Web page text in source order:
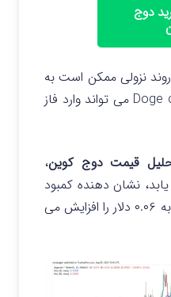
دوج
نزولی ممکن است به
پایان رسیده باشد و ارز Doge coin می تواند وارد فاز
قیمت دوج کوین،
کاهش یابد، نشان دهنده کمبود
خریدار است که خطر سقوط به ۰.۰۶ دلار را افزایش می